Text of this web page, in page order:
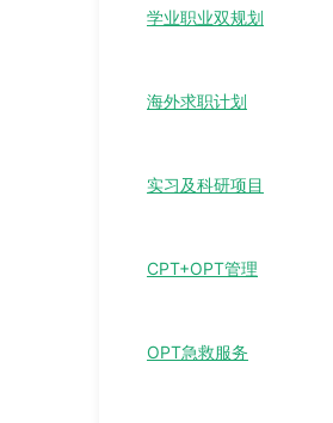
学业职业双规划
海外求职计划
实习及科研项目
CPT+OPT管理
OPT急救服务